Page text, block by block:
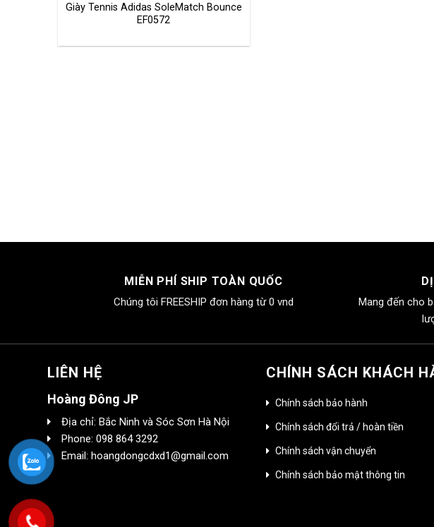
Giày Tennis Adidas SoleMatch Bounce
EF0572
MIỄN PHÍ SHIP TOÀN QUỐC
Chúng tôi FREESHIP đơn hàng từ 0 vnd
Mang đến cho
LIÊN HỆ
Hoàng Đông JP
Địa chỉ: Bắc Ninh và Sóc Sơn Hà Nội
Phone: 098 864 3292
Email: hoangdongcdxd1@gmail.com
CHÍNH SÁCH KHÁCH
Chính sách bảo hành
Chính sách đổi trả / hoàn tiền
Chính sách vận chuyển
Chính sách bảo mật thông tin